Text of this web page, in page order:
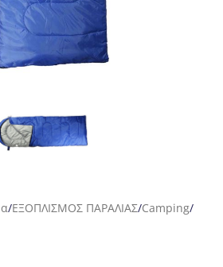
/ΕΞΟΠΛΙΣΜΟΣ ΠΑΡΑΛΙΑΣ/Camping/